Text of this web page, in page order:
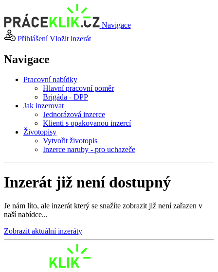
Navigace
PřihlášeníVložit inzerát
Navigace
Pracovní nabídky
Hlavní pracovní poměr
Brigáda - DPP
Jak inzerovat
Jednorázová inzerce
Klienti s opakovanou inzercí
Životopisy
Vytvořit životopis
Inzerce naruby - pro uchazeče
Inzerát již není dostupný
Je nám líto, ale inzerát který se snažíte zobrazit již není zařazen v
naší nabídce...
Zobrazit aktuální inzeráty